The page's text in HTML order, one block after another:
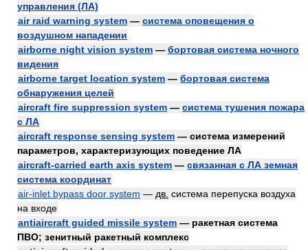
управления (ЛА)
air raid warning system — система оповещения о
воздушном нападении
airborne night vision system — бортовая система ночного
видения
airborne target location system — бортовая система
обнаружения целей
aircraft fire suppression system — система тушения пожара
с ЛА
aircraft response sensing system — система измерений
параметров, характеризующих поведение ЛА
aircraft-carried earth axis system — связанная с ЛА земная
система координат
air-inlet bypass door system — дв. система перепуска воздуха
на входе
antiaircraft guided missile system — ракетная система
ПВО; зенитный ракетный комплекс